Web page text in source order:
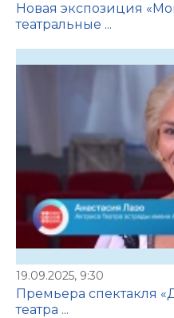
Новая экспозиция
театральные ...
19.09.2025, 9:30
Премьера спектакля
театра ...